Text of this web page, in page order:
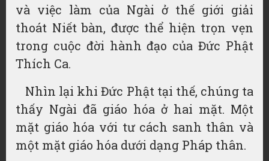
và việc làm của Ngài ở thế giới giải
thoát Niết bàn, được thể hiện trọn vẹn
trong cuộc đời hành đạo của Đức Phật
Thích Ca.
Nhìn lại khi Đức Phật tại thế, chúng ta
thấy Ngài đã giáo hóa ở hai mặt. Một
mặt giáo hóa với tư cách sanh thân và
một mặt giáo hóa dưới dạng Pháp thân.